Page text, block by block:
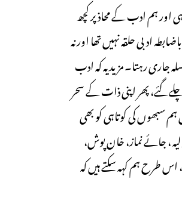
ہم ادب کے محاذ پر کچھ
ادبی حلقہ نہیں تھا اور نہ
جاری رہتا۔ مزید یہ کہ ادب
گئے، پھر اپنی ذات کے سحر
سبھوں کی کوتاہی کو بھی
، جائے نماز، خان پوش،
طرح ہم کہہ سکتے ہیں کہ